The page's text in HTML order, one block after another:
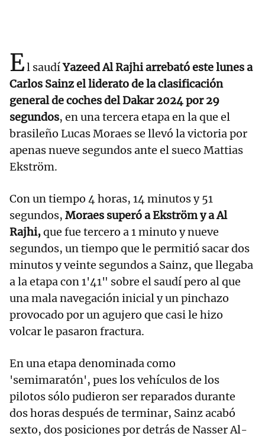
El saudíYazeed Al Rajhi arrebató este lunes a
Carlos Sainz el liderato de la clasificación
general de coches del Dakar 2024 por 29
segundos, en una tercera etapa en la que el
brasileño Lucas Moraes se llevó la victoria por
apenas nueve segundos ante el sueco Mattias
Ekström.
Con un tiempo 4 horas, 14 minutos y 51
segundos, Moraes superó a Ekström y a Al
Rajhi,que fue tercero a 1 minuto y nueve
segundos, un tiempo que le permitió sacar dos
minutos y veinte segundos a Sainz, que llegaba
a la etapa con 1'41" sobre el saudí pero al que
una mala navegación inicial y un pinchazo
provocado por un agujero que casi le hizo
volcar le pasaron fractura.
En una etapa denominada como
'semimaratón', pues los vehículos de los
pilotos sólo pudieron ser reparados durante
dos horas después de terminar, Sainz acabó
sexto, dos posiciones por detrás de Nasser Al-